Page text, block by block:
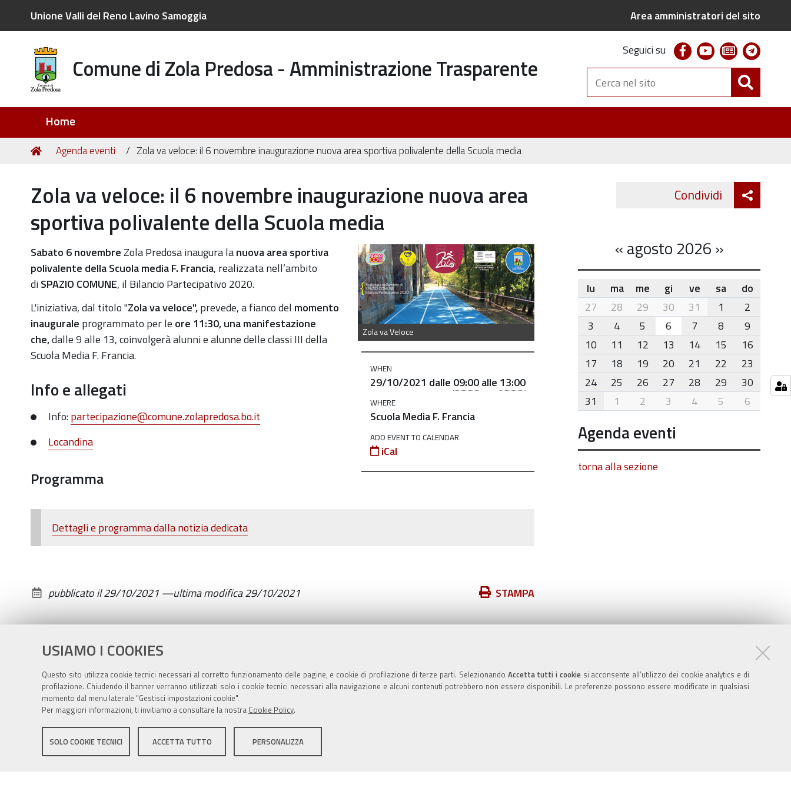
USIAMO I COOKIES
Questo sito utilizza cookie tecnici necessari al corretto funzionamento delle pagine, e cookie di profilazione di terze parti. Selezionando Accetta tutti i cookiesi acconsente all’utilizzo dei cookie analytics e di
profilazione. Chiudendo il banner verranno utilizzati solo i cookie tecnici necessari alla navigazione e alcuni contenuti potrebbero non essere disponibili. Le preferenze possono essere modificate in qualsiasi
momento dal menu laterale "Gestisci impostazioni cookie".
Per maggiori informazioni, ti invitiamo a consultare la nostra Cookie Policy.
SOLO COOKIE TECNICI ACCETTA TUTTO PERSONALIZZA
Unione Valli del Reno Lavino Samoggia Area amministratori del sito
Comune di Zola Predosa - Amministrazione Trasparente
Seguici su facebookyoutubenewsletter
Cerca
nel
sito
Home
Tu
Home
Agenda eventi Zola va veloce: il 6 novembre inaugurazione nuova area sportiva polivalente della Scuola media
Zola va veloce: il 6 novembre inaugurazione nuova area
sportiva polivalente della Scuola media
Zola va Veloce
https://old.comune.zolapredosa.bo.it/events/zola-
va-
veloce-
6-
novembre-
inaugurazione-
nuova-
sportiva-
polivalente-
scuola-
Zola
veloce:
nuova
sportiva
della
Scuola
media
2021-
29T09:00:00+02:00
2021-
WHEN
29/10/2021 dalle 09:00alle 13:00
WHERE
Scuola Media F. Francia
ADD EVENT TO CALENDAR
iCal
Sabato 6 novembreZola Predosa inaugura lanuova area sportiva
polivalente della Scuola media F. Francia, realizzata nell’ambito
diSPAZIO COMUNE, il Bilancio Partecipativo 2020.
L'iniziativa, dal titolo "Zola va veloce",prevede, a fianco del momento
inaugurale programmato per le ore 11:30, unamanifestazione
che,dalle 9 alle 13, coinvolgerà alunni e alunne delle classi IIIdella
Scuola Media F. Francia.
Info e allegati
Info:partecipazione@comune.zolapredosa.bo.it
Locandina
Programma
Dettagli e programma dalla notizia dedicata
Azioni
documento
STAMPA
pubblicato il29/10/2021 —ultima modifica29/10/2021
Condividi Twitter
«agosto 2026 »
month-
8
lu ma me gi ve sa
do
27
28 29 30 31 1
2
3
4 5 6 7 8
9
10
11 12 13 14 15
16
17
18 19 20 21 22
23
24
25 26 27 28 29
30
31
1 2 3 4 5 6
Agenda eventi
torna alla sezione
Sito istituzionale Comune di Zola Predosa